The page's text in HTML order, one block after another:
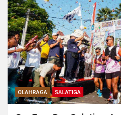
OLAHRAGA SALATIGA